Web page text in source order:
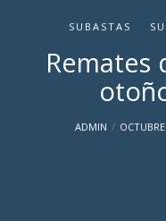
SUBASTAS
Remates
ADMIN